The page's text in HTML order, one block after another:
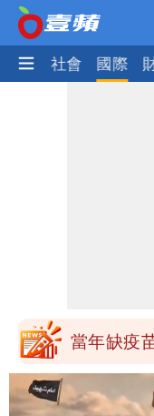
政治 社會 國際
很多謹慎
抄襲造
10.6億顧
當年缺疫
中哪來勇
兆基風暴